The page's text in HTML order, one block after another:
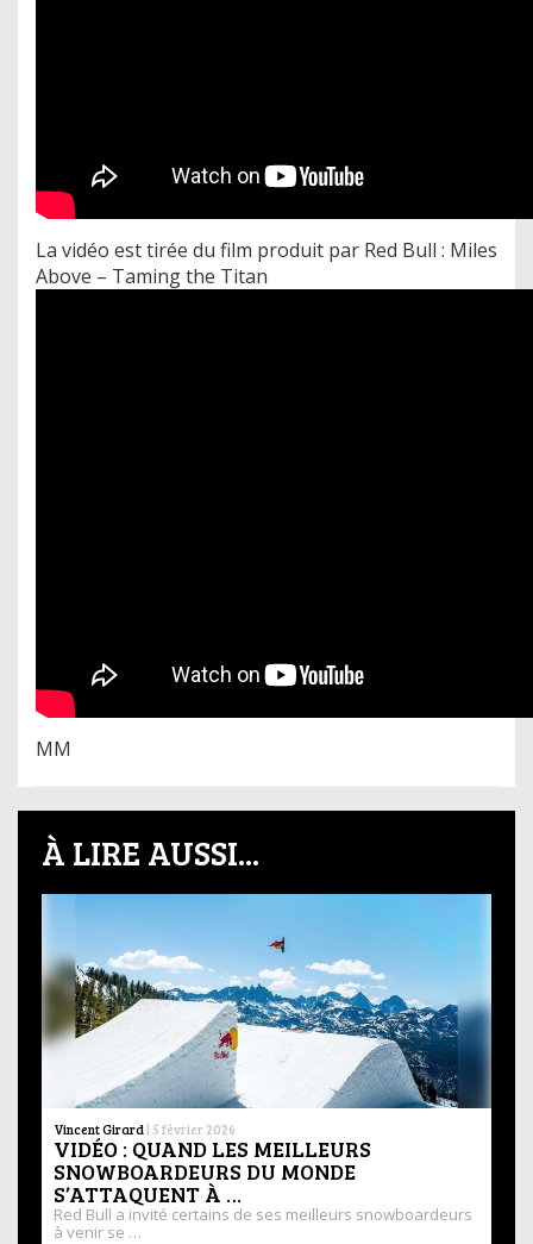
La vidéo est tirée du film produit par Red Bull : Miles
Above – Taming the Titan
MM
À LIRE AUSSI...
Vincent Girard | 5 février 2026
VIDÉO : QUAND LES MEILLEURS
SNOWBOARDEURS DU MONDE
S’ATTAQUENT À …
Red Bull a invité certains de ses meilleurs snowboardeurs
à venir se …